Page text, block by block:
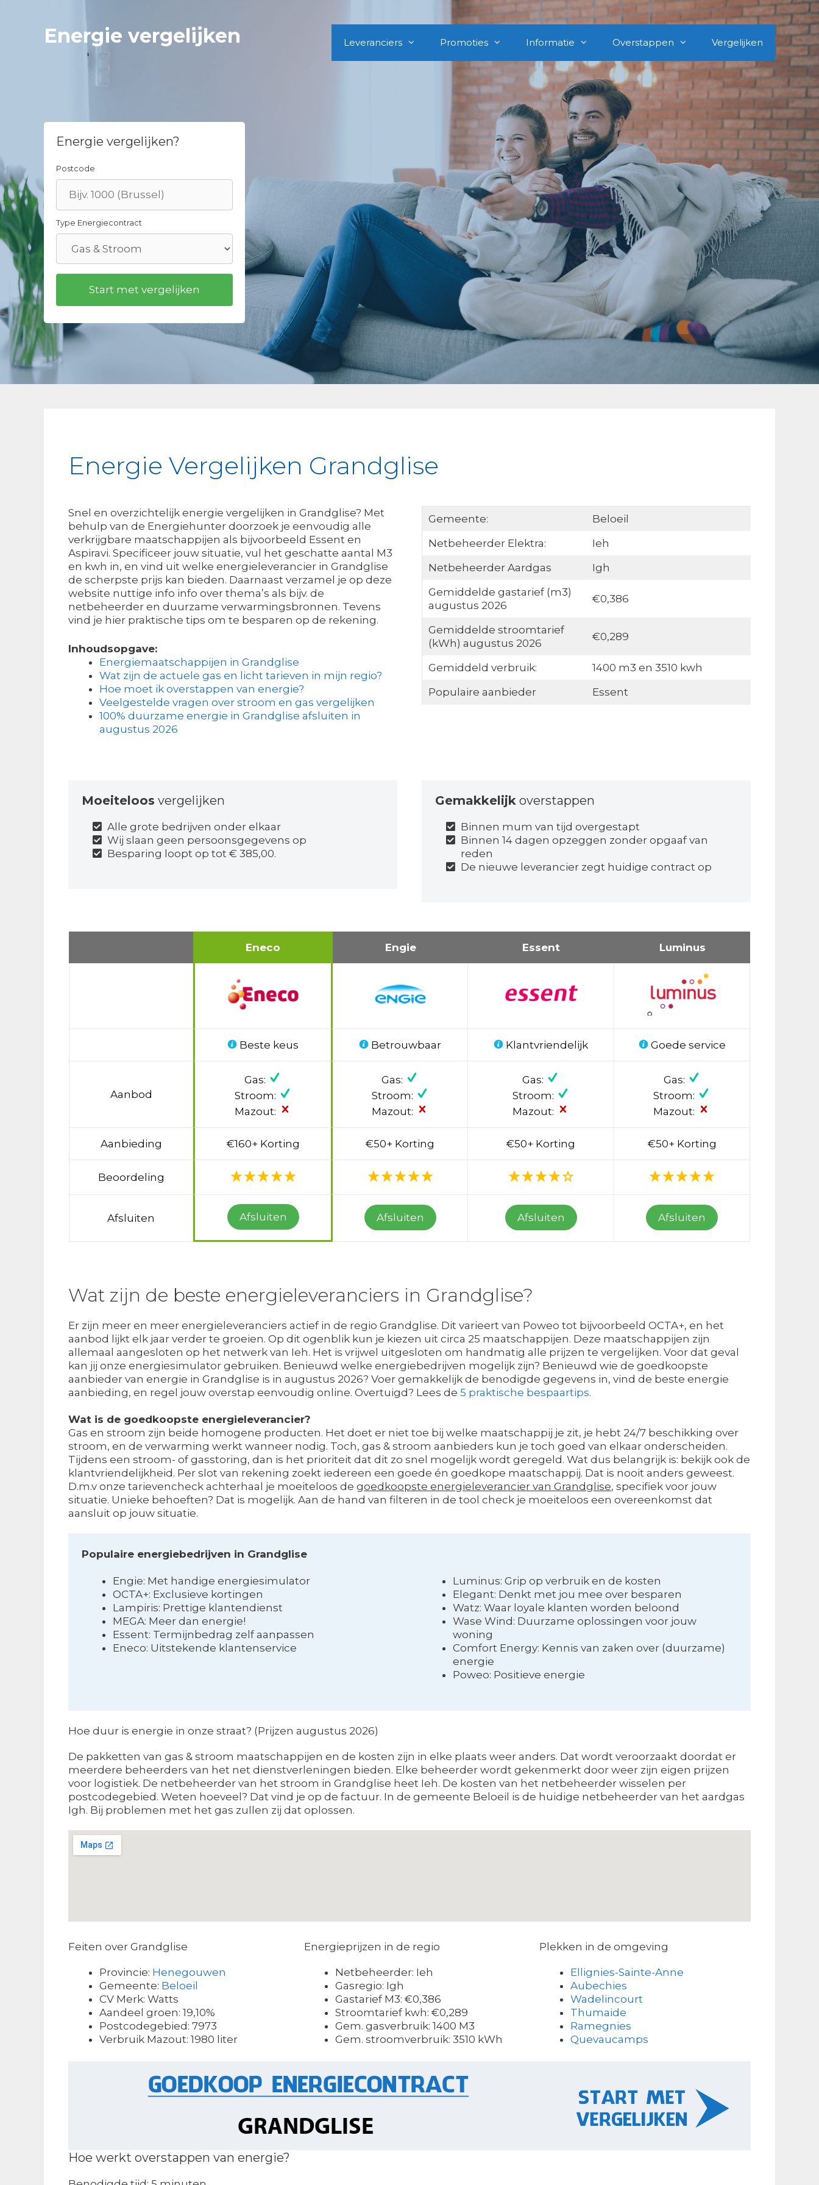
Energie vergelijken Leveranciers Promoties Informatie Overstappen Vergelijken
Energie vergelijken?
Postcode
Type Energiecontract
Energie Vergelijken Grandglise
Snel en overzichtelijk energie vergelijken in Grandglise? Met
behulp van de Energiehunter doorzoek je eenvoudig alle
verkrijgbare maatschappijen als bijvoorbeeld Essent en
Aspiravi. Specificeer jouw situatie, vul het geschatte aantal M3
en kwh in, en vind uit welke energieleverancier in Grandglise
de scherpste prijs kan bieden. Daarnaast verzamel je op deze
website nuttige info info over thema’s als bijv. de
netbeheerder en duurzame verwarmingsbronnen. Tevens
vind je hier praktische tips om te besparen op de rekening.
Inhoudsopgave:
Energiemaatschappijen in Grandglise
Wat zijn de actuele gas en licht tarieven in mijn regio?
Hoe moet ik overstappen van energie?
Veelgestelde vragen over stroom en gas vergelijken
100% duurzame energie in Grandglise afsluiten in
augustus 2026
Gemeente:
Beloeil
Netbeheerder Elektra:
Ieh
Netbeheerder Aardgas
Igh
Gemiddelde gastarief (m3)
augustus 2026
€0,386
Gemiddelde stroomtarief
(kWh) augustus 2026
€0,289
Gemiddeld verbruik:
1400 m3 en 3510 kwh
Populaire aanbieder
Essent
Moeiteloos vergelijken
Alle grote bedrijven onder elkaar
Wij slaan geen persoonsgegevens op
Besparing loopt op tot € 385,00.
Gemakkelijkoverstappen
Binnen mum van tijd overgestapt
Binnen 14 dagen opzeggen zonder opgaaf van
reden
De nieuwe leverancier zegt huidige contract op
Eneco Engie Essent Luminus
Beste keus Betrouwbaar Klantvriendelijk Goede service
Aanbod
Gas:
Stroom:
Mazout:
Gas:
Stroom:
Mazout:
Gas:
Stroom:
Mazout:
Gas:
Stroom:
Mazout:
Aanbieding €160+ Korting €50+ Korting €50+ Korting €50+ Korting
Beoordeling
Afsluiten Afsluiten Afsluiten Afsluiten Afsluiten
Wat zijn de beste energieleveranciers in Grandglise?
Er zijn meer en meer energieleveranciers actief in de regio Grandglise. Dit varieert van Poweo tot bijvoorbeeld OCTA+, en het
aanbod lijkt elk jaar verder te groeien. Op dit ogenblik kun je kiezen uit circa 25 maatschappijen. Deze maatschappijen zijn
allemaal aangesloten op het netwerk van Ieh. Het is vrijwel uitgesloten om handmatig alle prijzen te vergelijken. Voor dat geval
kan jij onze energiesimulator gebruiken. Benieuwd welke energiebedrijven mogelijk zijn? Benieuwd wie de goedkoopste
aanbieder van energie in Grandglise is in augustus 2026? Voer gemakkelijk de benodigde gegevens in, vind de beste energie
aanbieding, en regel jouw overstap eenvoudig online. Overtuigd? Lees de 5 praktische bespaartips.
Wat is de goedkoopste energieleverancier?
Gas en stroom zijn beide homogene producten. Het doet er niet toe bij welke maatschappij je zit, je hebt 24/7 beschikking over
stroom, en de verwarming werkt wanneer nodig. Toch, gas & stroom aanbieders kun je toch goed van elkaar onderscheiden.
Tijdens een stroom- of gasstoring, dan is het prioriteit dat dit zo snel mogelijk wordt geregeld. Wat dus belangrijk is: bekijk ook de
klantvriendelijkheid. Per slot van rekening zoekt iedereen een goede én goedkope maatschappij. Dat is nooit anders geweest.
D.m.v onze tarievencheck achterhaal je moeiteloos de goedkoopste energieleverancier van Grandglise, specifiek voor jouw
situatie. Unieke behoeften? Dat is mogelijk. Aan de hand van filteren in de tool check je moeiteloos een overeenkomst dat
aansluit op jouw situatie.
Populaire energiebedrijven in Grandglise
Engie: Met handige energiesimulator
OCTA+: Exclusieve kortingen
Lampiris: Prettige klantendienst
MEGA: Meer dan energie!
Essent: Termijnbedrag zelf aanpassen
Eneco: Uitstekende klantenservice
Luminus: Grip op verbruik en de kosten
Elegant: Denkt met jou mee over besparen
Watz: Waar loyale klanten worden beloond
Wase Wind: Duurzame oplossingen voor jouw
woning
Comfort Energy: Kennis van zaken over (duurzame)
energie
Poweo: Positieve energie
Hoe duur is energie in onze straat? (Prijzen augustus 2026)
De pakketten van gas & stroom maatschappijen en de kosten zijn in elke plaats weer anders. Dat wordt veroorzaakt doordat er
meerdere beheerders van het net dienstverleningen bieden. Elke beheerder wordt gekenmerkt door weer zijn eigen prijzen
voor logistiek. De netbeheerder van het stroom in Grandglise heet Ieh. De kosten van het netbeheerder wisselen per
postcodegebied. Weten hoeveel? Dat vind je op de factuur. In de gemeente Beloeil is de huidige netbeheerder van het aardgas
Igh. Bij problemen met het gas zullen zij dat oplossen.
Feiten over Grandglise
Provincie: Henegouwen
Gemeente: Beloeil
CV Merk: Watts
Aandeel groen: 19,10%
Postcodegebied: 7973
Verbruik Mazout: 1980 liter
Energieprijzen in de regio
Netbeheerder: Ieh
Gasregio: Igh
Gastarief M3: €0,386
Stroomtarief kwh: €0,289
Gem. gasverbruik: 1400 M3
Gem. stroomverbruik: 3510 kWh
Plekken in de omgeving
Ellignies-Sainte-Anne
Aubechies
Wadelincourt
Thumaide
Ramegnies
Quevaucamps
Hoe werkt overstappen van energie?